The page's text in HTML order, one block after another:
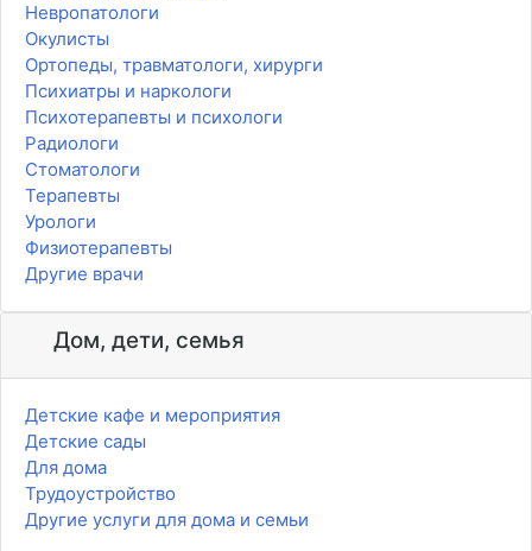
Невропатологи
Окулисты
Ортопеды, травматологи, хирурги
Психиатры и наркологи
Психотерапевты и психологи
Радиологи
Стоматологи
Терапевты
Урологи
Физиотерапевты
Другие врачи
Дом, дети, семья
Детские кафе и мероприятия
Детские сады
Для дома
Трудоустройство
Другие услуги для дома и семьи